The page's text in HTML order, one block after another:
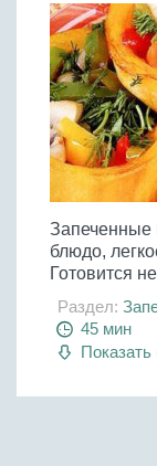
Запеченные
блюдо,
Готовится
Раздел:
45 мин
Показать